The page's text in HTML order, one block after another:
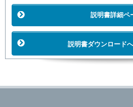
説明書詳細ペ
説明書ダウンロードへ